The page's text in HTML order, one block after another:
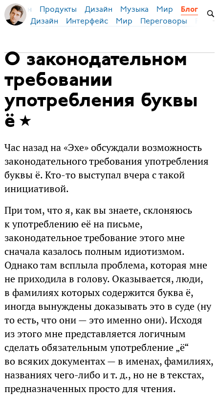
Бирман Продукты Дизайн Музыка Мир Блог
Дизайн Интерфейс Мир Переговоры
О законодательном
требовании
употребления буквы
ё
Час назад на «Эхе» обсуждали возможность
законодательного требования употребления
буквы ё. Кто-то выступал вчера с такой
инициативой.
При том, что я, как вы знаете, склоняюсь
к употреблению её на письме,
законодательное требование этого мне
сначала казалось полным идиотизмом.
Однако там всплыла проблема, которая мне
не приходила в голову. Оказывается, люди,
в фамилиях которых содержится буква ё,
иногда вынуждены доказывать это в суде (ну
то есть, что они — это именно они). Исходя
из этого мне представляется логичным
сделать обязательным употребление „ё“
во всяких документах — в именах, фамилиях,
названиях чего-либо и т. д., но не в текстах,
предназначенных просто для чтения.